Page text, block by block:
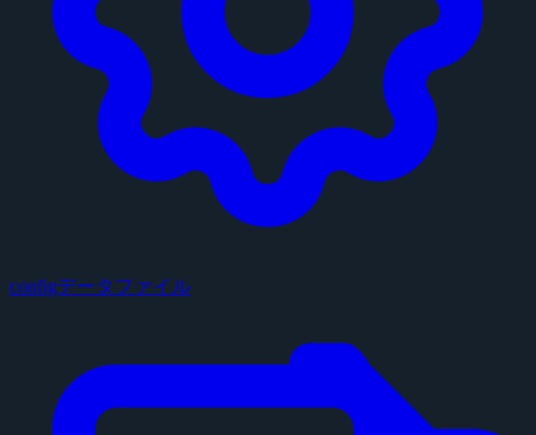
configデータファイル